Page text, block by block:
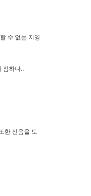
수 없는 지영
점하나..
한 신음을 토